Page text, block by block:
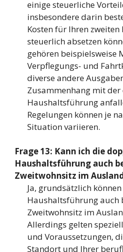
einige steuerliche
insbesondere darin
Kosten für Ihren
steuerlich absetzen
gehören beispielsweise
Verpflegungs- und
diverse andere
Zusammenhang mit
Haushaltsführung
Regelungen können je
Situation variieren.
Frage 13: Kann ich die
Haushaltsführung auch
Zweitwohnsitz im
Ja, grundsätzlich
Haushaltsführung auch
Zweitwohnsitz im
Allerdings gelten
und Voraussetzungen,
Standort und Ihrer